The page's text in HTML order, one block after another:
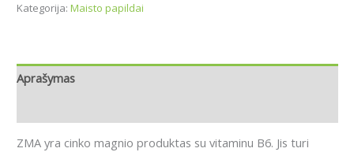
Kategorija: Maisto papildai
Aprašymas
ZMA yra cinko magnio produktas su vitaminu B6. Jis turi